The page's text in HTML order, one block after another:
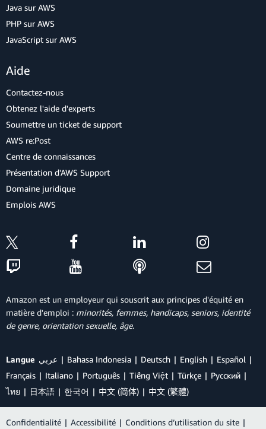
Java sur AWS
PHP sur AWS
JavaScript sur AWS
Aide
Contactez-nous
Obtenez l'aide d'experts
Soumettre un ticket de support
AWS re:Post
Centre de connaissances
Présentation d'AWS Support
Domaine juridique
Emplois AWS
Amazon est un employeur qui souscrit aux principes d'équité en
matière d'emploi : minorités, femmes, handicaps, seniors, identité
de genre, orientation sexuelle, âge.
Langue عربي Bahasa Indonesia Deutsch English
Español
Français
Italiano Português Tiếng Việt Türkçe
Ρусский
ไทย
日本語 한국어 中文 (简体) 中文 (繁體)
Confidentialité | Accessibilité | Conditions d’utilisation du site |